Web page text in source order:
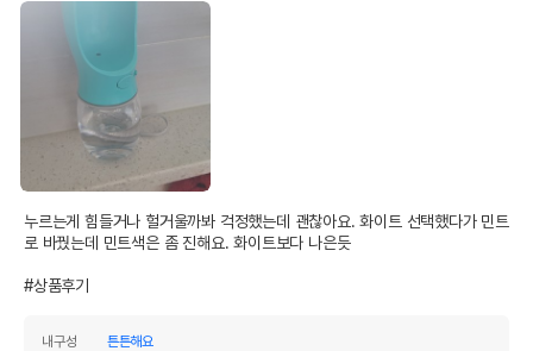
누르는게 힘들거나 헐거울까봐 걱정했는데 괜찮아요. 화이트 선택했다가 민트
로 바꿨는데 민트색은 좀 진해요. 화이트보다 나은듯
#상품후기
내구성
튼튼해요